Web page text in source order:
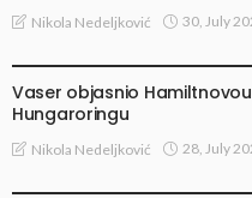
Nikola Nedeljković 30, July
Vaser objasnio
Hungaroringu
Nikola Nedeljković 28, July